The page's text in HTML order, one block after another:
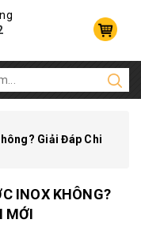
Giải Đáp Chi
INOX KHÔNG?
MỚI